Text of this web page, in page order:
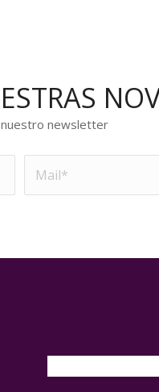
newsletter